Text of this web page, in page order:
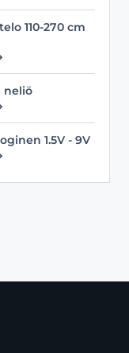
110-270 cm
neliö
1.5V - 9V